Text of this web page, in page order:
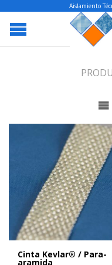
Aislamiento
Cinta Kevlar® / Para-
aramida